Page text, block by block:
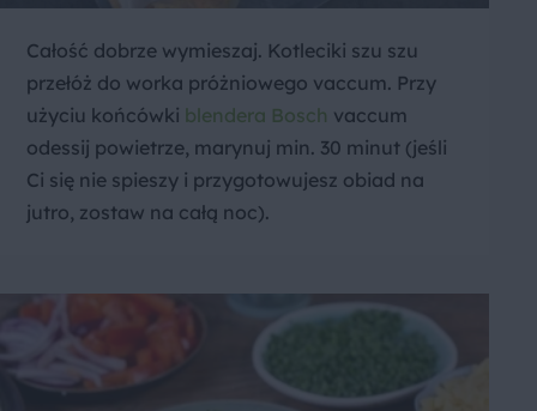
Całość dobrze wymieszaj. Kotleciki szu szu
przełóż do worka próżniowego vaccum. Przy
użyciu końcówki blendera Bosch vaccum
odessij powietrze, marynuj min. 30 minut (jeśli
Ci się nie spieszy i przygotowujesz obiad na
jutro, zostaw na całą noc).